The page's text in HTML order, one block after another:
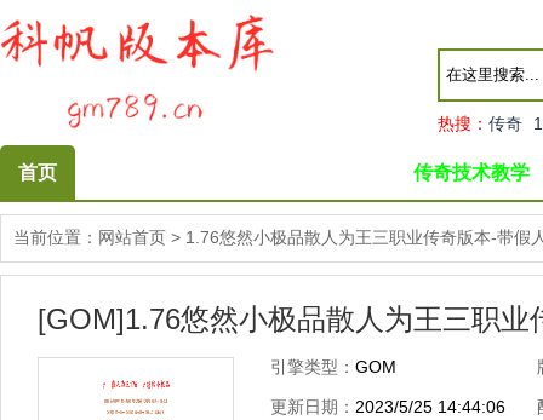
热搜： 传奇
首页 传奇技术教学
当前位置： 网站首页 > 1.76悠然小极品散人为王三职业传奇版本-带假
[GOM]1.76悠然小极品散人为王三职
引擎类型： GOM
更新日期： 2023/5/25 14:44:06